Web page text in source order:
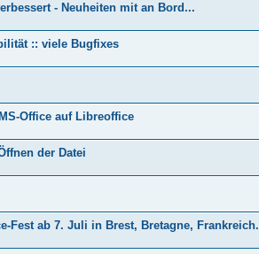
- Neuheiten mit an Bord...
:: viele Bugfixes
Office auf Libreoffice
der Datei
Fest ab 7. Juli in Brest, Bretagne, Frankreich.